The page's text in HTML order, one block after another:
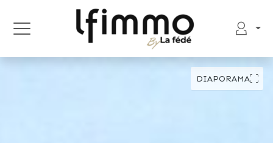
DIAPORAMA